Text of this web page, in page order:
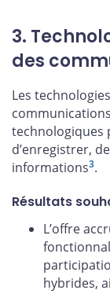
3.
des
Les
technologiques
d’enregistrer,
informations3.
Résultats
L’offre
hybrides,